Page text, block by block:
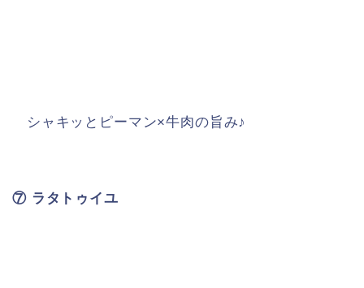
シャキッとピーマン×牛肉の旨み♪
⑦ ラタトゥイユ